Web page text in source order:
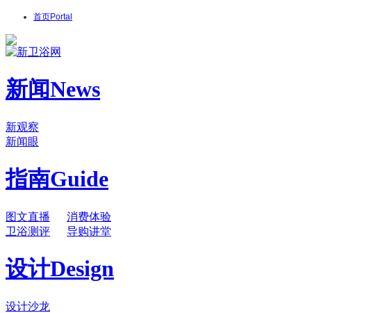
首页Portal
新闻News
新观察
新闻眼
指南Guide
图文直播
消费体验
卫浴测评
导购讲堂
设计Design
设计沙龙